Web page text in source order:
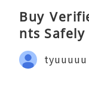
Buy
nts Safely
tyuuuuu